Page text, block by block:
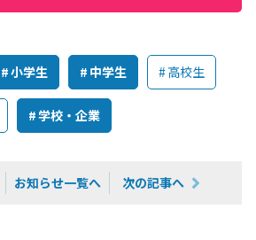
小学生 中学生 高校生
学校・企業
お知らせ一覧へ 次の記事へ